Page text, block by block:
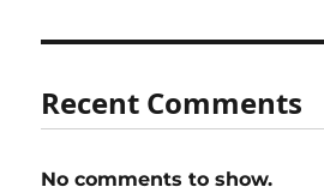
Recent Comments
No comments to show.